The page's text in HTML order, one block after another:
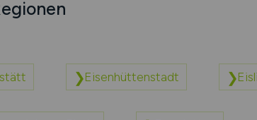
Eisenhüttenstadt